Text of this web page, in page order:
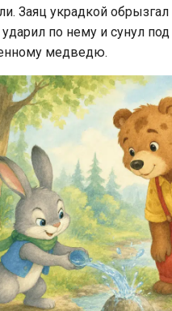
Заяц украдкой
по нему и сунул под
медведю.